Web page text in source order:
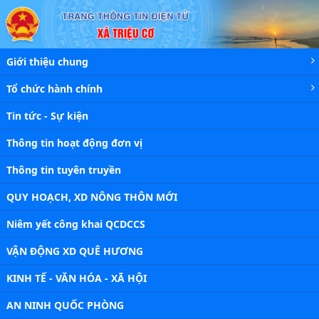
Chi tiết tin - Xã Triệu Cơ
Giới thiệu chung
Tổ chức hành chính
Tin tức - Sự kiện
Thông tin hoạt động đơn vị
Thông tin tuyên truyền
QUY HOẠCH, XD NÔNG THÔN MỚI
Niêm yết công khai QCDCCS
VẬN ĐỘNG XD QUÊ HƯƠNG
KINH TẾ - VĂN HÓA - XÃ HỘI
AN NINH QUỐC PHÒNG